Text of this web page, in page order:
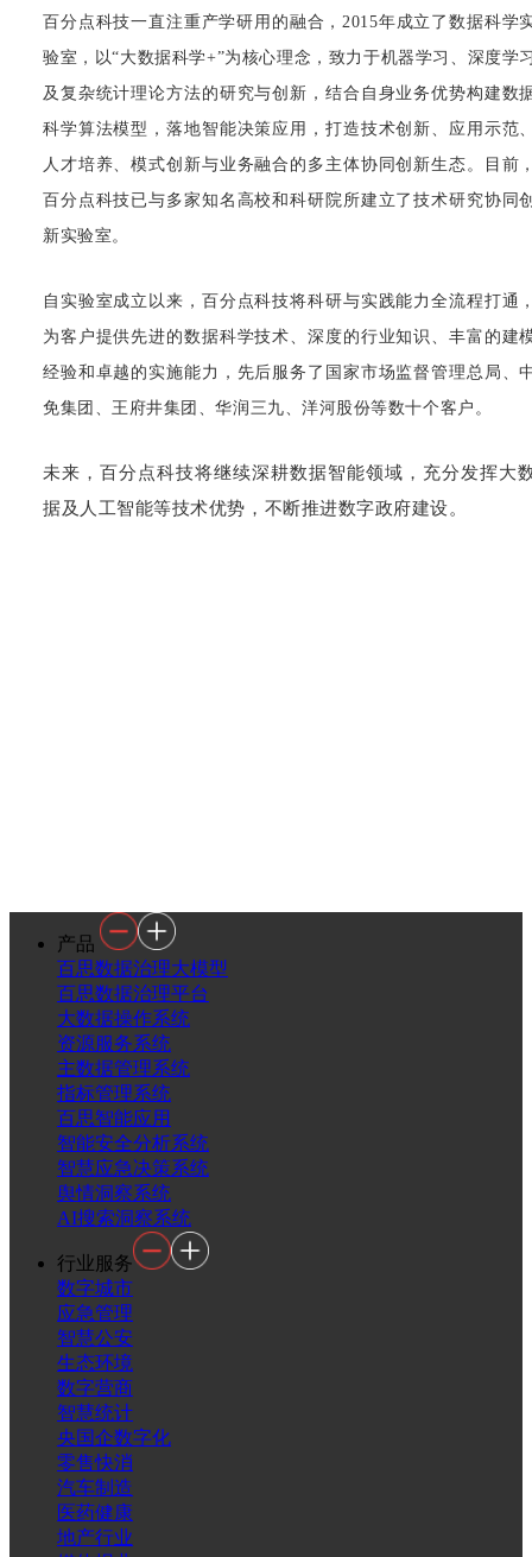
百分点科技一直注重产学研用的融合，2015年成立了数据科学
验室，以“大数据科学+”为核心理念，致力于机器学习、深度学
及复杂统计理论方法的研究与创新，结合自身业务优势构建数
科学算法模型，落地智能决策应用，打造技术创新、应用示范
人才培养、模式创新与业务融合的多主体协同创新生态。目前
百分点科技已与多家知名高校和科研院所建立了技术研究协同
新实验室。
自实验室成立以来，百分点科技将科研与实践能力全流程打通
为客户提供先进的数据科学技术、深度的行业知识、丰富的建
经验和卓越的实施能力，先后服务了国家市场监督管理总局、
免集团、王府井集团、华润三九、洋河股份等数十个客户。
未来，百分点科技将继续深耕数据智能领域，充分发挥大
据及人工智能等技术优势，不断推进数字政府建设。
产品
百思数据治理大模型
百思数据治理平台
大数据操作系统
资源服务系统
主数据管理系统
指标管理系统
百思智能应用
智能安全分析系统
智慧应急决策系统
舆情洞察系统
AI搜索洞察系统
行业服务
数字城市
应急管理
智慧公安
生态环境
数字营商
智慧统计
央国企数字化
零售快消
汽车制造
医药健康
地产行业